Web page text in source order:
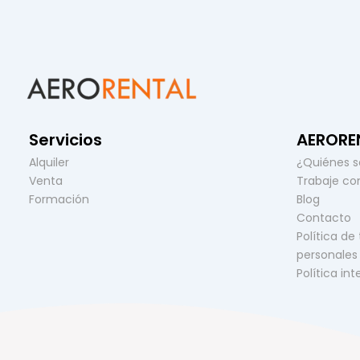
Servicios
Alquiler
Venta
Formación
¿Quiénes
Trabaje
Blog
Contacto
Política
personales
Política